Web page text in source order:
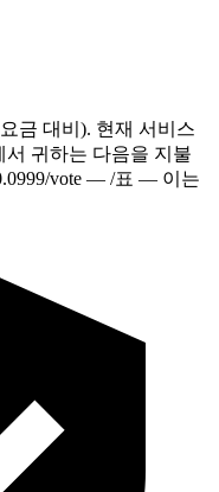
금 대비). 현재 서비스
서 귀하는 다음을 지불
/vote — /표 — 이는